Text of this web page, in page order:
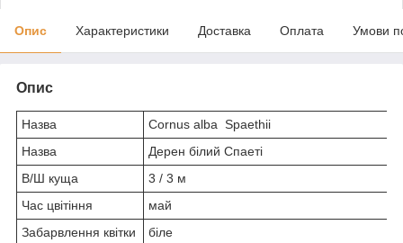
Опис Характеристики Доставка Оплата Умови
Опис
Назва
Cornus alba Spaethii
Назва
Дерен білий Спаеті
В/Ш куща
3 / 3 м
Час цвітіння
май
Забарвлення квітки
біле